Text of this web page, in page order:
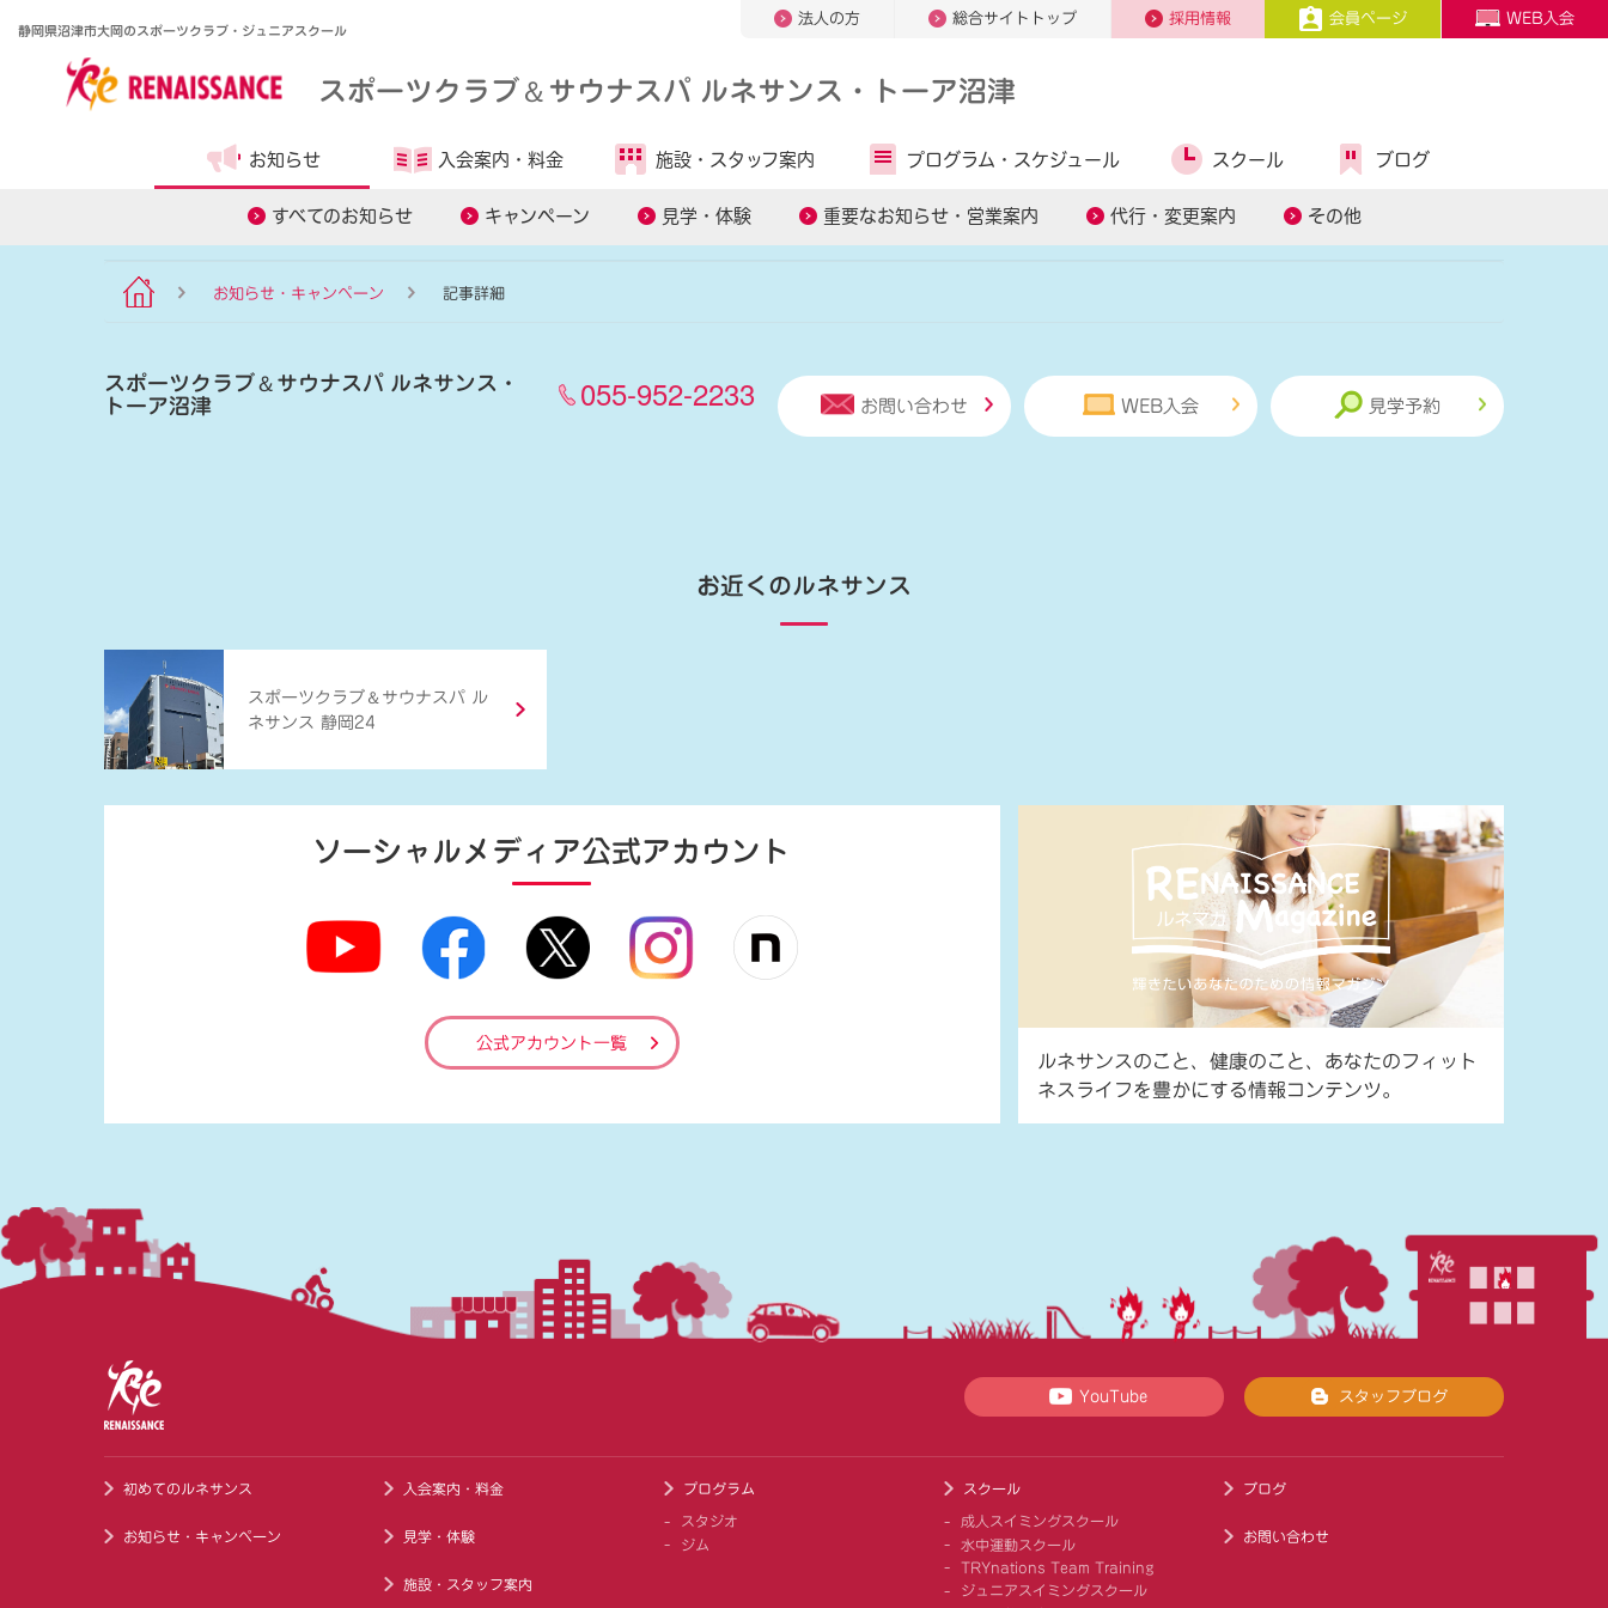
静岡県沼津市大岡のスポーツクラブ・ジュニアスクール
法人の方 総合サイトトップ 採用情報 会員ページ WEB入会
スポーツクラブ＆サウナスパ ルネサンス・トーア沼津
お知らせ
すべてのお知らせ キャンペーン 見学・体験 重要なお知らせ・営業案内 代行・変更案内 その他
入会案内・ 料金 施設・ スタッフ案内 プログラム・ スケジュール スクール ブログ
人気キーワードから探す
食事管理アプリ オンラインレッスン パーソナルトレーニング 糖質コントロール スタッフ募集
お知らせ・キャンペーン 記事詳細
スポーツクラブ＆サウナスパ ルネサンス・
トーア沼津 055-952-2233 お問い合わせ WEB入会 見学予約
お近くのルネサンス
スポーツクラブ ＆ サウナスパ ル
ネサンス 静岡24
ソーシャルメディア公式アカウント
公式アカウント一覧
ルネサンスのこと、健康のこと、あなたのフィット
ネスライフを豊かにする情報コンテンツ。
YouTube スタッフブログ
初めてのルネサンス
お知らせ・キャンペーン
入会案内・料金
見学・体験
施設・スタッフ案内
プログラム
スタジオ
ジム
スクール
成人スイミングスクール
水中運動スクール
TRYnations Team Training
ジュニアスイミングスクール
ブログ
お問い合わせ